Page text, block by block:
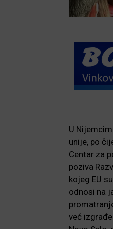
U
unije, po
Centar za
poziva
kojeg EU
odnosi na
već